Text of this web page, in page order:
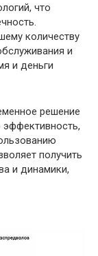
что
количеству
и
и деньги
решение
получить
и динамики,